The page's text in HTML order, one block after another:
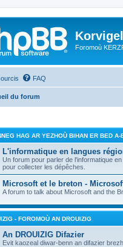
Foromoù
FAQ
du forum
HAG AR YEZHOÙ BIHAN ER BED A-
L'informatique en langues
Un forum pour parler de l'informatique
pour collecter les dépêches.
Microsoft et le breton -
A forum to talk about Microsoft and the
- FOROMOÙ AN DROUIZIG
An DROUIZIG Difazier
Evit kaozeal diwar-benn an difazier